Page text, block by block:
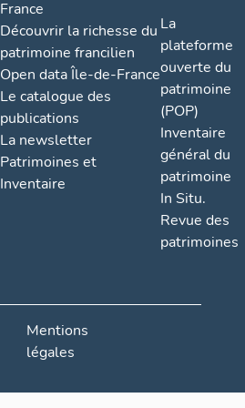
r
l
y
2
France
Découvrir la richesse du
patrimoine francilien
Open data Île-de-France
Le catalogue des
publications
La newsletter
Patrimoines et
Inventaire
La
plateforme
ouverte du
patrimoine
(POP)
Inventaire
général du
patrimoine
In Situ.
Revue des
patrimoines
Mentions
légales